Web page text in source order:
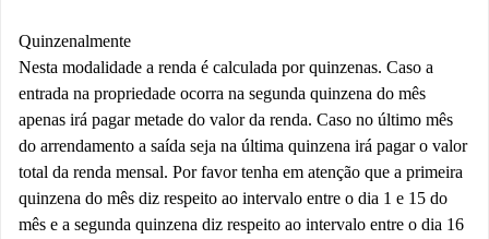
Quinzenalmente
Nesta modalidade a renda é calculada por quinzenas. Caso a
entrada na propriedade ocorra na segunda quinzena do mês
apenas irá pagar metade do valor da renda. Caso no último mês
do arrendamento a saída seja na última quinzena irá pagar o valor
total da renda mensal. Por favor tenha em atenção que a primeira
quinzena do mês diz respeito ao intervalo entre o dia 1 e 15 do
mês e a segunda quinzena diz respeito ao intervalo entre o dia 16